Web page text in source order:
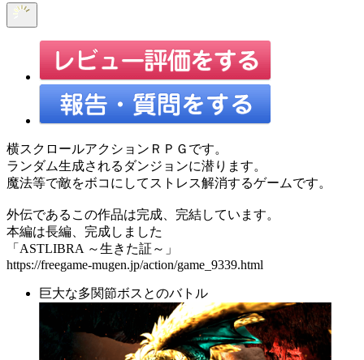
横スクロールアクションＲＰＧです。
ランダム生成されるダンジョンに潜ります。
魔法等で敵をボコにしてストレス解消するゲームです。
外伝であるこの作品は完成、完結しています。
本編は長編、完成しました
「ASTLIBRA ～生きた証～」
https://freegame-mugen.jp/action/game_9339.html
巨大な多関節ボスとのバトル